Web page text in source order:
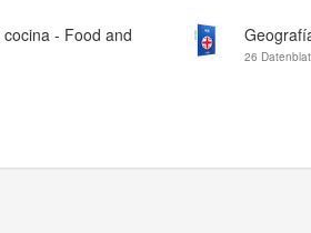
- Food and
26